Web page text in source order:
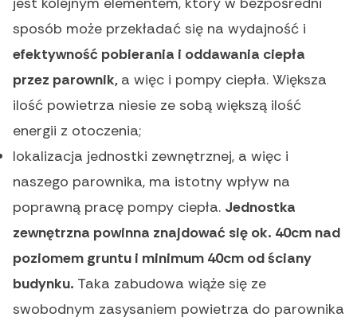
sposób może przekładać się na wydajność i
efektywność pobierania i oddawania ciepła
przez parownik, a więc i pompy ciepła. Większa
ilość powietrza niesie ze sobą większą ilość
energii z otoczenia;
lokalizacja jednostki zewnętrznej, a więc i
naszego parownika, ma istotny wpływ na
poprawną pracę pompy ciepła. Jednostka
zewnętrzna powinna znajdować się ok. 40cm nad
poziomem gruntu i minimum 40cm od ściany
budynku. Taka zabudowa wiąże się ze
swobodnym zasysaniem powietrza do parownika